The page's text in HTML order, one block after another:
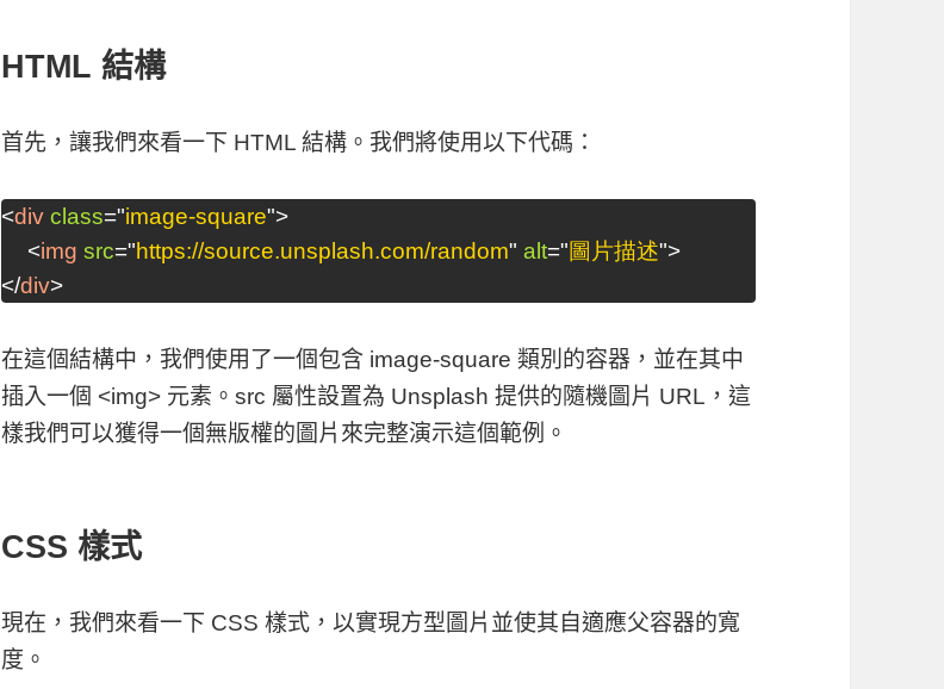
HTML 結構
首先，讓我們來看一下 HTML 結構。我們將使用以下代碼：
<div class="image-square">
<img src="https://source.unsplash.com/random" alt="圖片描述">
</div>
在這個結構中，我們使用了一個包含 image-square 類別的容器，並在其中
插入一個 <img> 元素。src 屬性設置為 Unsplash 提供的隨機圖片 URL，這
樣我們可以獲得一個無版權的圖片來完整演示這個範例。
CSS 樣式
現在，我們來看一下 CSS 樣式，以實現方型圖片並使其自適應父容器的寬
度。